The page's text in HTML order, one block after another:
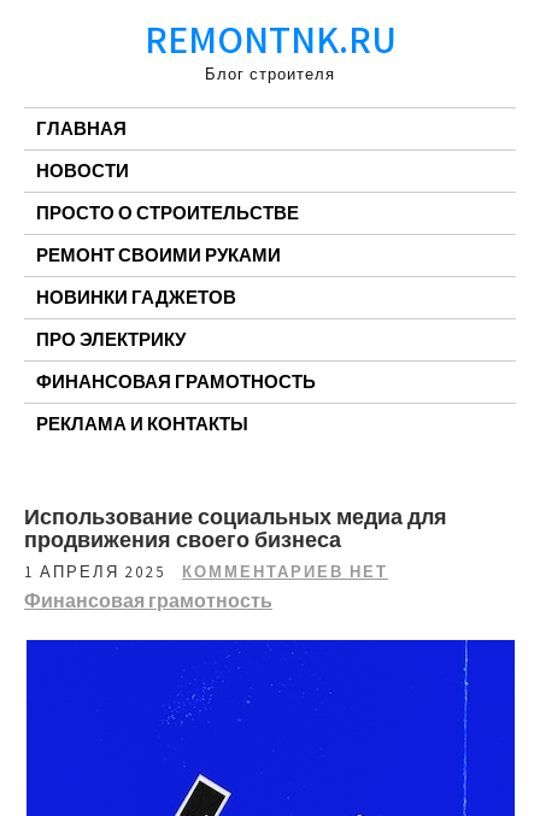
REMONTNK.RU
Блог строителя
ГЛАВНАЯ
НОВОСТИ
ПРОСТО О СТРОИТЕЛЬСТВЕ
РЕМОНТ СВОИМИ РУКАМИ
НОВИНКИ ГАДЖЕТОВ
ПРО ЭЛЕКТРИКУ
ФИНАНСОВАЯ ГРАМОТНОСТЬ
РЕКЛАМА И КОНТАКТЫ
Использование социальных медиа для
продвижения своего бизнеса
1 АПРЕЛЯ 2025 КОММЕНТАРИЕВ НЕТ
Финансовая грамотность